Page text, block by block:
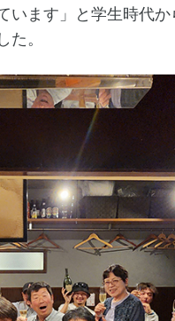
ます」と学生時代か
。